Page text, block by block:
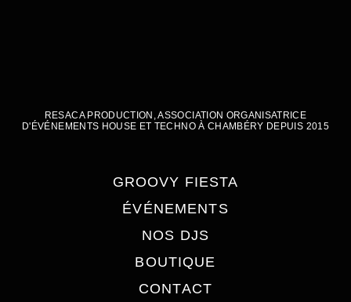
RESACA PRODUCTION, ASSOCIATION ORGANISATRICE
D'ÉVÉNEMENTS HOUSE ET TECHNO À CHAMBÉRY DEPUIS 2015​
GROOVY FIESTA
ÉVÉNEMENTS
NOS DJS
BOUTIQUE
CONTACT